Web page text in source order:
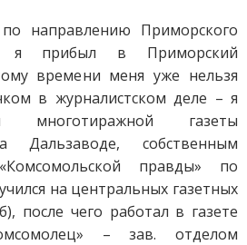
направлению Приморского
я прибыл в Приморский
времени меня уже нельзя
в журналистском деле – я
многотиражной газеты
Дальзаводе, собственным
правды» по
на центральных газетных
после чего работал в газете
– зав. отделом